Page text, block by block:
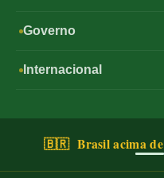
Governo
Internacional
🇧🇷 Brasil acima de